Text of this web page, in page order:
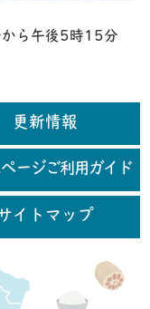
ら午後5時15分
更新情報
ージご利用ガイド
イトマップ